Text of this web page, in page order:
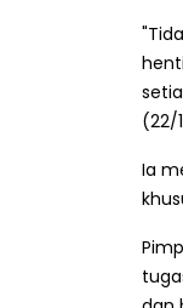
(22/
Ia